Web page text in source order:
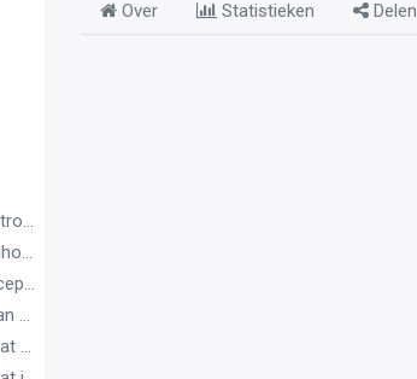
(1)
(1)
Over Statistieken Delen